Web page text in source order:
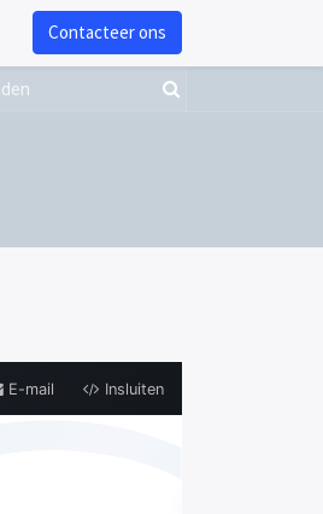
Contacteer ons